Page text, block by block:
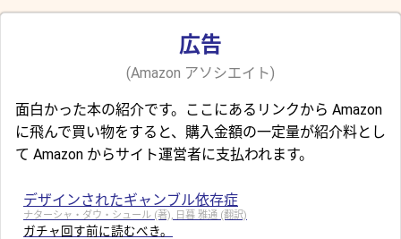
広告
(Amazon アソシエイト)
面白かった本の紹介です。ここにあるリンクから Amazon
に飛んで買い物をすると、購入金額の一定量が紹介料とし
て Amazon からサイト運営者に支払われます。
デザインされたギャンブル依存症
ナターシャ・ダウ・シュール (著), 日暮 雅通 (翻訳)
ガチャ回す前に読むべき。